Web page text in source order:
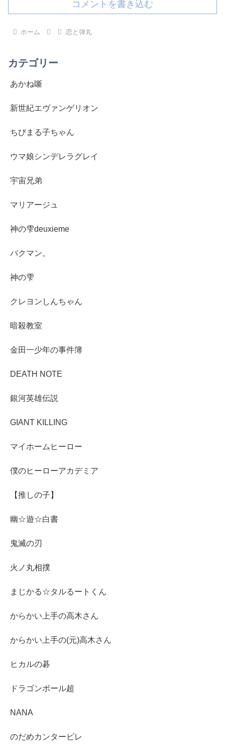
コメントを書き込む
ホーム 恋と弾丸
カテゴリー
あかね噺
新世紀エヴァンゲリオン
ちびまる子ちゃん
ウマ娘シンデレラグレイ
宇宙兄弟
マリアージュ
神の雫deuxieme
バクマン。
神の雫
クレヨンしんちゃん
暗殺教室
金田一少年の事件簿
DEATH NOTE
銀河英雄伝説
GIANT KILLING
マイホームヒーロー
僕のヒーローアカデミア
【推しの子】
幽☆遊☆白書
鬼滅の刃
火ノ丸相撲
まじかる☆タルるートくん
からかい上手の高木さん
からかい上手の(元)高木さん
ヒカルの碁
ドラゴンボール超
NANA
のだめカンタービレ